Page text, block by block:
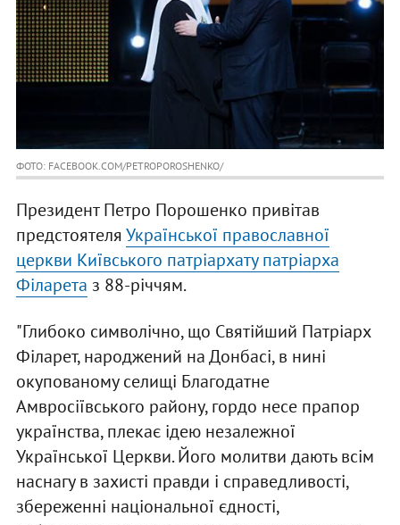
ФОТО: FACEBOOK.COM/PETROPOROSHENKO/
Президент Петро Порошенко привітав
предстоятеляУкраїнської православної
церкви Київського патріархату патріарха
Філарета з 88-річчям.
"Глибоко символічно, що Святійший Патріарх
Філарет, народжений на Донбасі, в нині
окупованому селищі Благодатне
Амвросіївського району, гордо несе прапор
українства, плекає ідею незалежної
Української Церкви. Його молитви дають всім
наснагу в захисті правди і справедливості,
збереженні національної єдності,